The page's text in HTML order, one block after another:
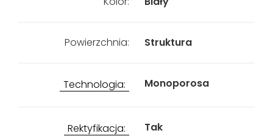
Powierzchnia: Struktura
Technologia: Monoporosa
Rektyfikacja: Tak